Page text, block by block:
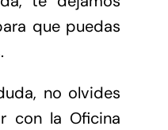
que puedas
no olvides
con la Oficina